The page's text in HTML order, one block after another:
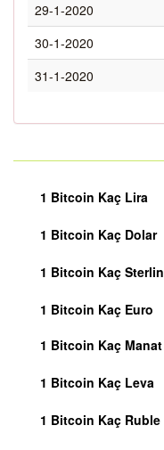
29-1-2020
30-1-2020
31-1-2020
1 Bitcoin Kaç Lira
1 Bitcoin Kaç Dolar
1 Bitcoin Kaç Sterlin
1 Bitcoin Kaç Euro
1 Bitcoin Kaç Manat
1 Bitcoin Kaç Leva
1 Bitcoin Kaç Ruble